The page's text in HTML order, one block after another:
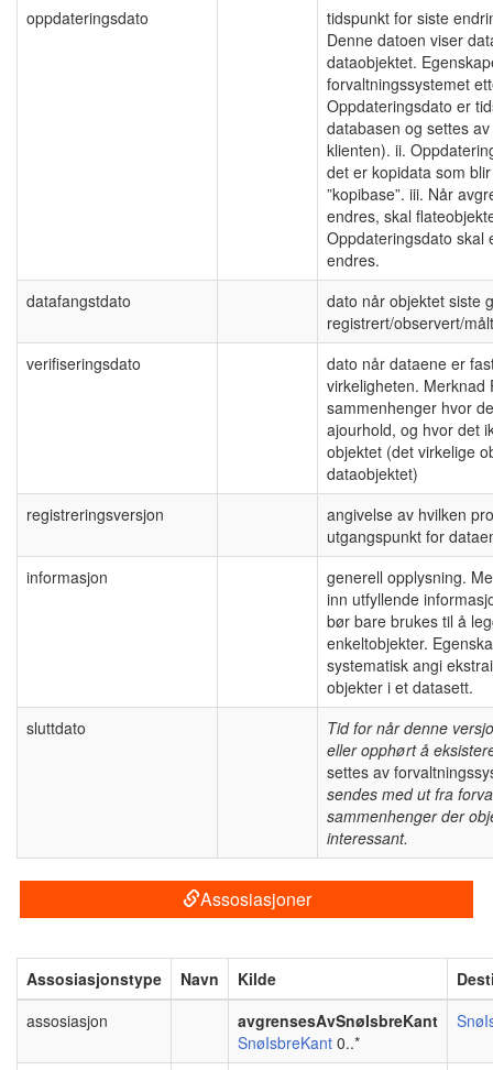
oppdateringsdato
tidspunkt for siste
Denne datoen viser
dataobjektet.
forvaltningssystemet
Oppdateringsdato er
databasen og settes
klienten). ii.
det er kopidata som
”kopibase”. iii. Når
endres, skal
Oppdateringsdato skal
endres.
datafangstdato
dato når objektet siste
registrert/observert/
verifiseringsdato
dato når dataene er
virkeligheten. Merknad
sammenhenger hvor
ajourhold, og hvor det
objektet (det virkelige
dataobjektet)
registreringsversjon
angivelse av hvilken
utgangspunkt for
informasjon
generell opplysning.
inn utfyllende
bør bare brukes til å
enkeltobjekter.
systematisk angi
objekter i et datasett.
sluttdato
Tid for når denne
eller opphørt å
settes av
sendes med ut fra
sammenhenger der
interessant.
Assosiasjoner
Assosiasjonstype Navn Kilde
assosiasjon
avgrensesAvSnøIsbreKant
SnøIsbreKant 0..*